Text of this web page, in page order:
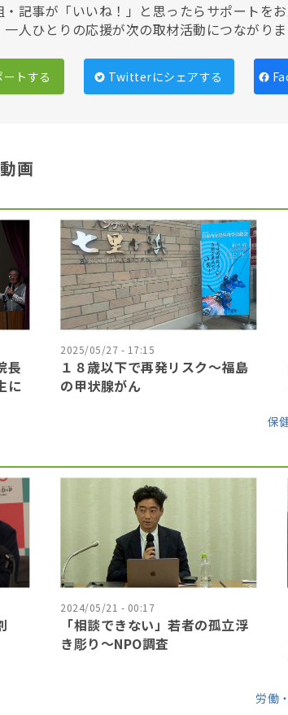
・記事が「いいね！」と思ったらサポートをお
一人ひとりの応援が次の取材活動につながりま
トする Twitterにシェアする
画
長
に
2025/05/27 - 17:15
１８歳以下で再発リスク〜福島
の甲状腺がん
保
2024/05/21 - 00:17
「相談できない」若者の孤立浮
き彫り〜NPO調査
労働